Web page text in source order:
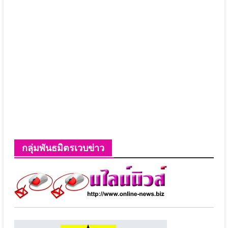
กลุ่มพันธมิตรเวบข่าว